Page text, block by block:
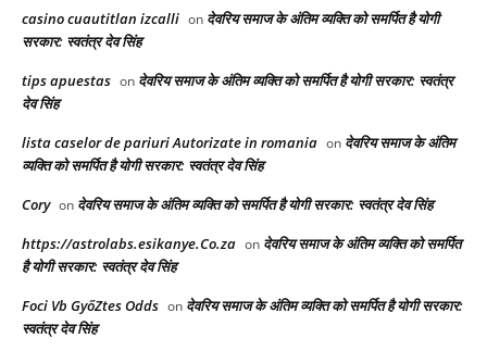
casino cuautitlan izcalli on देवरिय समाज के अंतिम व्यक्ति को समर्पित है योगी
सरकार: स्वतंत्र देव सिंह
tips apuestas on देवरिय समाज के अंतिम व्यक्ति को समर्पित है योगी सरकार: स्वतंत्र
देव सिंह
lista caselor de pariuri Autorizate in romania on देवरिय समाज के अंतिम
व्यक्ति को समर्पित है योगी सरकार: स्वतंत्र देव सिंह
Cory on देवरिय समाज के अंतिम व्यक्ति को समर्पित है योगी सरकार: स्वतंत्र देव सिंह
https://astrolabs.esikanye.Co.za on देवरिय समाज के अंतिम व्यक्ति को समर्पित
है योगी सरकार: स्वतंत्र देव सिंह
Foci Vb GyőZtes Odds on देवरिय समाज के अंतिम व्यक्ति को समर्पित है योगी सरकार:
स्वतंत्र देव सिंह